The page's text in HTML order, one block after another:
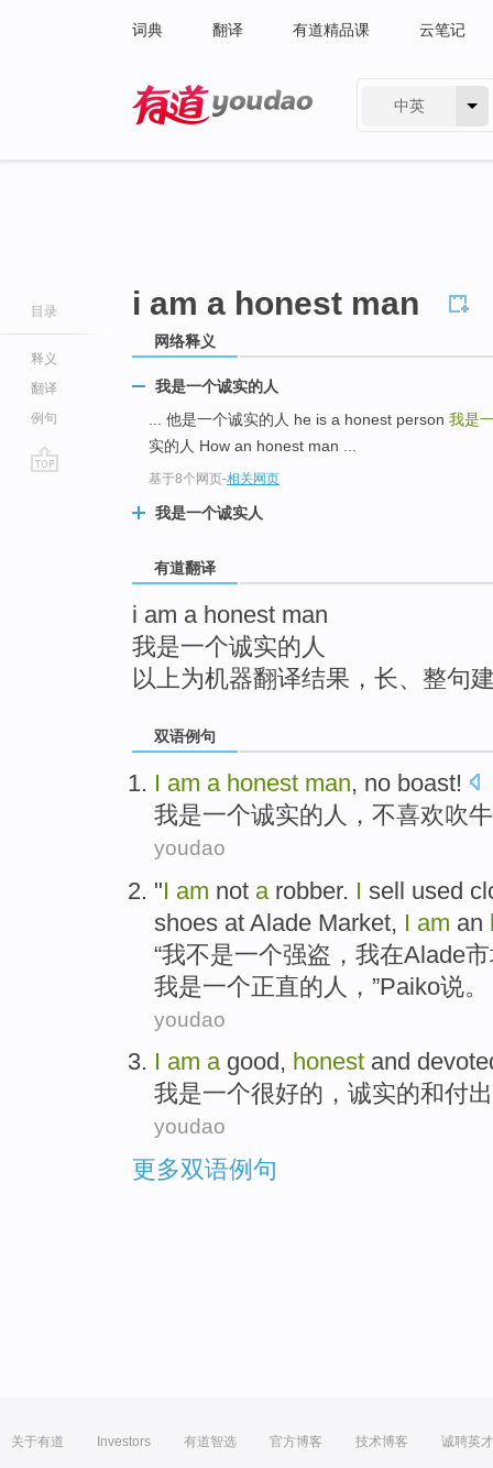
词典 翻译 有道精品课 云笔记
中英
目录
释义
翻译
例句
i am a honest man
网络释义
我是一个诚实的人
... 他是一个诚实的人 he is a honest person 我是
实的人 How an honest man ...
基于8个网页-相关网页
我是一个诚实人
有道翻译
i am a honest man
我是一个诚实的人
以上为机器翻译结果，长、整句
双语例句
I am a honest man, no boast!
我是一个诚实的 人 ， 不喜欢吹牛
youdao
"I am not a robber. I sell used
shoes at Alade Market, I am an
“我不是一个强盗 ，我在Alade
我是一个正直的 人 ，”Paiko说。
youdao
I am a good , honest and
我是一个很好的 ， 诚实的和付出
youdao
更多双语例句
关于有道 Investors 有道智选 官方博客 技术博客 诚聘英才